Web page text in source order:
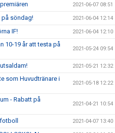
2021-06-07 08:51
på söndag! 2021-06-04 12:14
IF! 2021-06-04 12:10
10-19 år att testa på
2021-05-24 09:54
2021-05-21 12:32
som Huvudtränare i
2021-05-18 12:22
- Rabatt på
2021-04-21 10:54
2021-04-07 13:40